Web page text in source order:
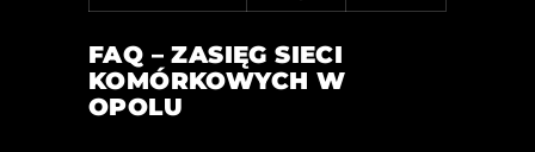
FAQ – ZASIĘG SIECI
KOMÓRKOWYCH W
OPOLU